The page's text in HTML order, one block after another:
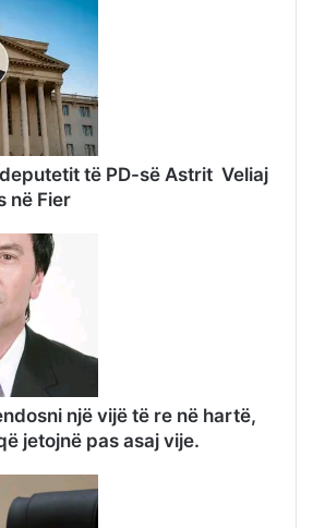
të PD-së Astrit Veliaj
në Fier
një vijë të re në hartë,
jetojnë pas asaj vije.